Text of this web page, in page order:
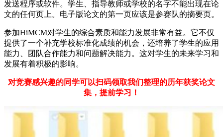
发送程序或软件。学生、指导教师或学校的名字不能出现在论
文的任何页上。电子版论文的第一页应该是参赛队的摘要页。
参加HiMCM对学生的综合素质和能力发展非常有益。它不仅
提供了一个补充学校标准化成绩的机会，还培养了学生的应用
能力、团队合作能力和问题解决能力。这对学生的未来学习和
发展有着积极的影响。
对竞赛感兴趣的同学可以扫码领取我们整理的历年获奖论文
集，提前学习！